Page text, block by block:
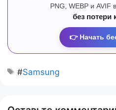
PNG, WEBP и
без потери
👉 Начать
#Samsung